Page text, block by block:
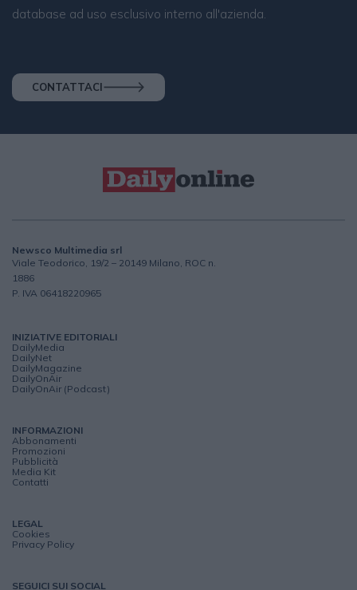
database ad uso esclusivo interno all'azienda.
CONTATTACI
Newsco Multimedia srl
Viale Teodorico, 19/2 – 20149 Milano, ROC n.
1886
P. IVA 06418220965
INIZIATIVE EDITORIALI
DailyMedia
DailyNet
DailyMagazine
DailyOnAir
DailyOnAir (Podcast)
INFORMAZIONI
Abbonamenti
Promozioni
Pubblicità
Media Kit
Contatti
LEGAL
Cookies
Privacy Policy
SEGUICI SUI SOCIAL